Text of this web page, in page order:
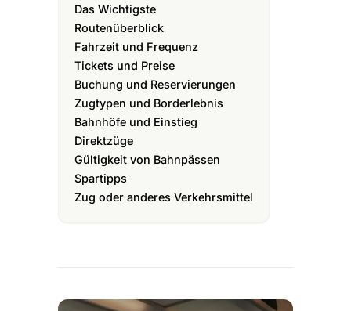
Das Wichtigste
Routenüberblick
Fahrzeit und Frequenz
Tickets und Preise
Buchung und Reservierungen
Zugtypen und Borderlebnis
Bahnhöfe und Einstieg
Direktzüge
Gültigkeit von Bahnpässen
Spartipps
Zug oder anderes Verkehrsmittel